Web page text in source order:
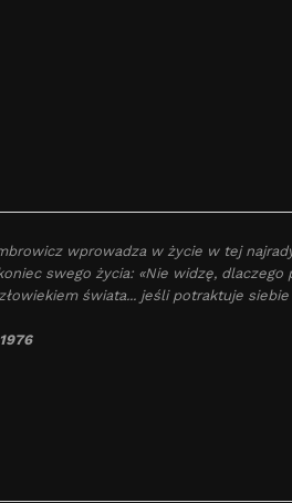
wprowadza w życie w tej
swego życia: «Nie widzę, dlaczego
świata... jeśli potraktuje